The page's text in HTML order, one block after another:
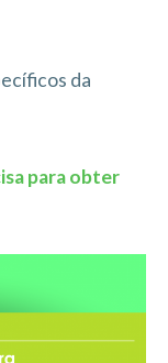
da
para obter